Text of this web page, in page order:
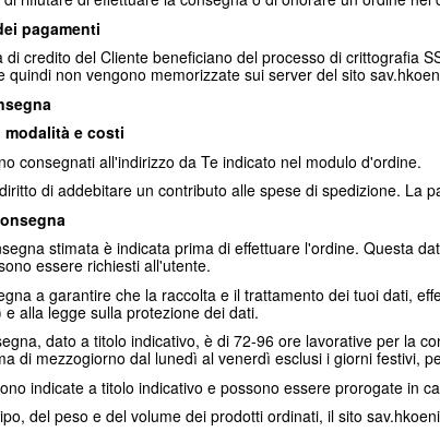
pagamenti
di credito del Cliente beneficiano del processo di crittografia
quindi non vengono memorizzate sui server del sito
modalità e costi
consegnati all'indirizzo da Te indicato nel modulo d'ordine.
di addebitare un contributo alle spese di spedizione. La
stimata è indicata prima di effettuare l'ordine. Questa
essere richiesti all'utente.
a garantire che la raccolta e il trattamento dei tuoi dati,
e alla legge sulla protezione dei dati.
dato a titolo indicativo, è di 72-96 ore lavorative per la
di mezzogiorno dal lunedì al venerdì esclusi i giorni festivi,
indicate a titolo indicativo e possono essere prorogate in
del peso e del volume dei prodotti ordinati, il sito